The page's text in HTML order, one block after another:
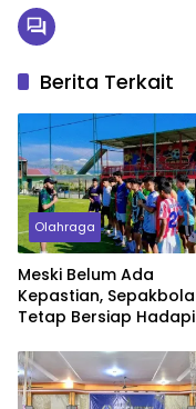
Berita Terkait
Olahraga
Meski Belum Ada
Kepastian, Sepakbola
Tetap Bersiap Hadapi